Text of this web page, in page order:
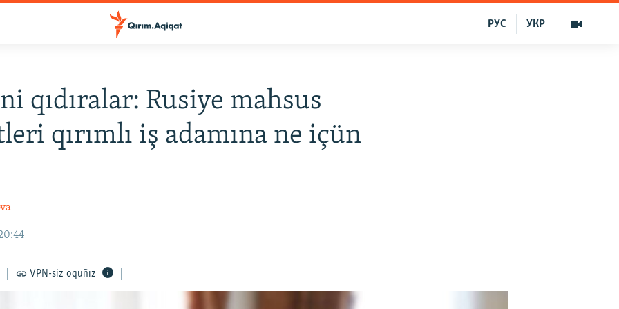
УКР
РУС
qıdıralar: Rusiye mahsus
qırımlı iş adamına ne içün
VPN-siz oquñız